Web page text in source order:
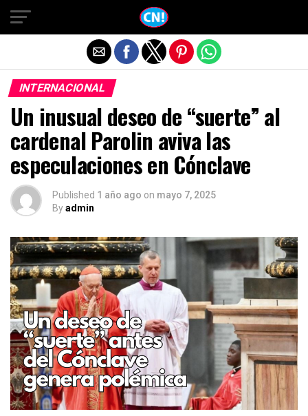
INTERNACIONAL
Un inusual deseo de “suerte” al
cardenal Parolin aviva las
especulaciones en Cónclave
Published 1 año ago on mayo 7, 2025
Byadmin
Salir de la versión móvil